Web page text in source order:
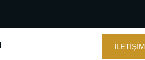
İLETIŞIM